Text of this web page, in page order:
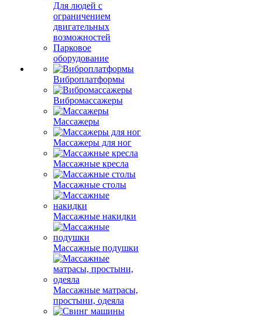
Для людей с
ограничением
двигательных
возможностей
Парковое
оборудование
Виброплатформы
Вибромассажеры
Массажеры
Массажеры для ног
Массажные кресла
Массажные столы
Массажные накидки
Массажные подушки
Массажные матрасы,
простыни, одеяла